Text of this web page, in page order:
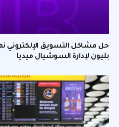
حل مشاكل التسويق الإلكتروني
بليون لإدارة السوشيال ميديا